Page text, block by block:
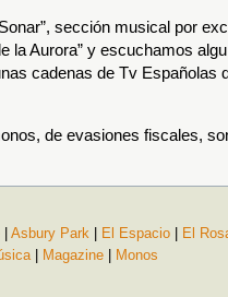
sección musical por
la Aurora” y escuchamos
cadenas de Tv Españolas
de evasiones fiscales,
Asbury Park El Espacio
El
| Magazine
Monos